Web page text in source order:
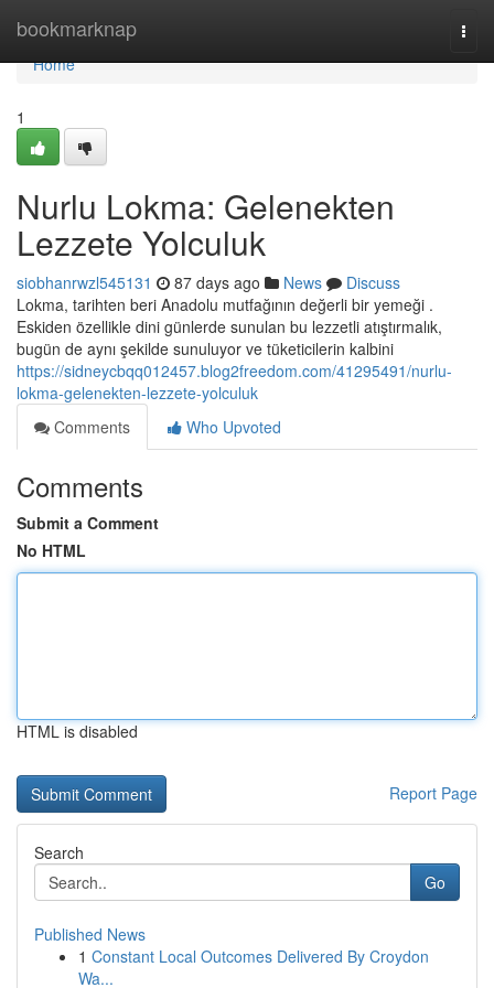
bookmarknap
Home
Home
1
Nurlu Lokma: Gelenekten
Lezzete Yolculuk
siobhanrwzl545131 87 days ago News
Discuss
Lokma, tarihten beri Anadolu mutfağının değerli bir yemeği .
Eskiden özellikle dini günlerde sunulan bu lezzetli atıştırmalık,
bugün de aynı şekilde sunuluyor ve tüketicilerin kalbini
https://sidneycbqq012457.blog2freedom.com/41295491/nurlu-
lokma-gelenekten-lezzete-yolculuk
Comments
Who Upvoted
Comments
Submit a Comment
No HTML
HTML is disabled
Report Page
Search
Go
Published News
1 Constant Local Outcomes Delivered By Croydon
Wa...